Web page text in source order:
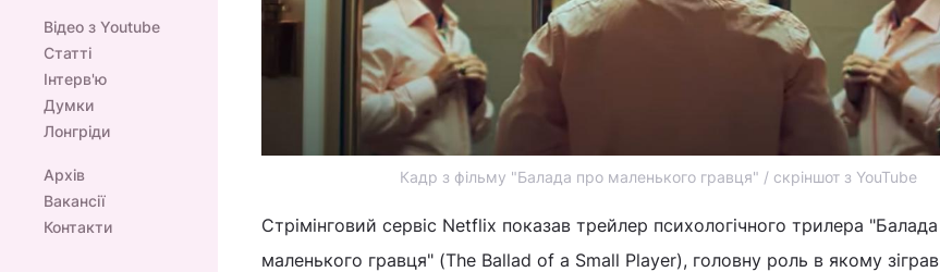
Відео з Youtube
Статті
Інтерв'ю
Думки
Лонгріди
Архів
Вакансії
Контакти
Кадр з фільму "Балада про маленького гравця" / скріншот з YouTube
Стрімінговий сервіс Netflix показав трейлер психологічного трилера
маленького гравця" (The Ballad of a Small Player), головну роль в якому